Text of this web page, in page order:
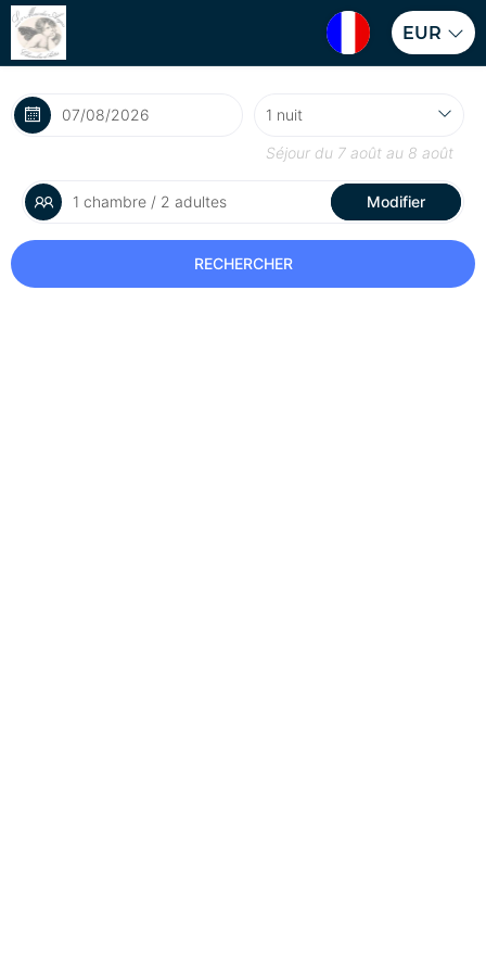
EUR
Séjour du 7 août au 8 août
1 chambre / 2 adultes Modifier